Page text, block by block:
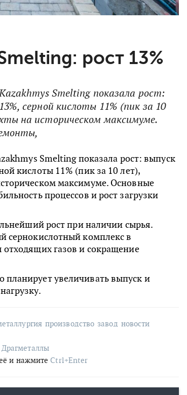
рост 13%
Smelting показала рост:
серной кислоты 11% (пик за 10
на историческом максимуме.
Smelting показала рост: выпуск
кислоты 11% (пик за 10 лет),
максимуме. Основные
процессов и рост загрузки
рост при наличии сырья.
сернокислотный комплекс в
газов и сокращение
увеличивать выпуск и
производство завод новости
Драгметаллы
и нажмите Ctrl+Enter